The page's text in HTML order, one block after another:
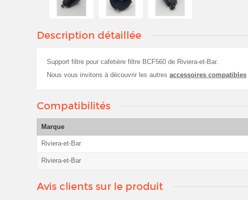
Description détaillée
Support filtre pour cafetière filtre BCF560 de Riviera-et-Bar.
Nous vous invitons à découvrir les autres accessoires compatibles
Compatibilités
Marque
Riviera-et-Bar
Riviera-et-Bar
Avis clients sur le produit